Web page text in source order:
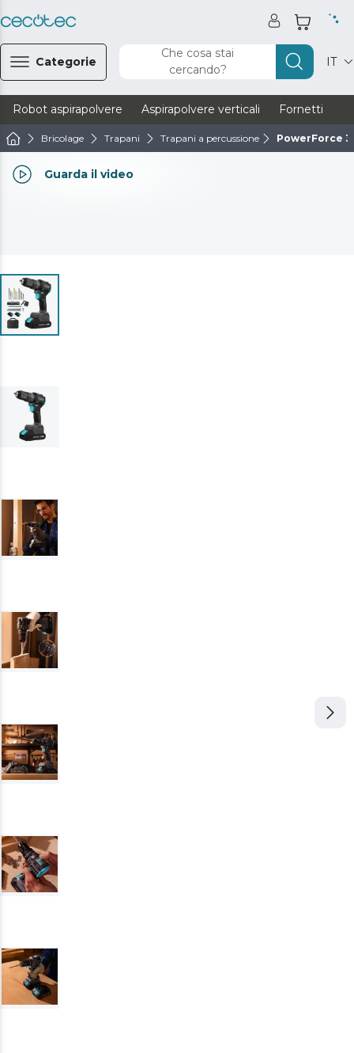
Categorie
Che cosa stai
cercando?
IT
Robot aspirapolvere Aspirapolvere verticali Fornetti
Bricolage Trapani Trapani a percussione PowerForce
Guarda il video